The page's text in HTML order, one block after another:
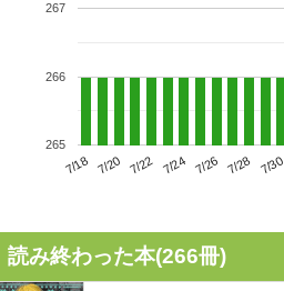
7/18 7/20 7/22 7/24 7/26 7/28 7/30
265
266
267
読み終わった本(266冊)